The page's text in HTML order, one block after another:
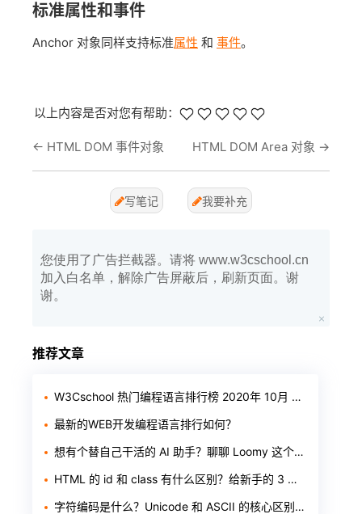
标准属性和事件
Anchor 对象同样支持标准属性 和 事件。
以上内容是否对您有帮助：
← HTML DOM 事件对象 HTML DOM Area 对象 →
写笔记 我要补充
您使用了广告拦截器。请将 www.w3cschool.cn
加入白名单，解除广告屏蔽后，刷新页面。谢
谢。
推荐文章
W3Cschool 热门编程语言排行榜 2020年 10月 TOP10
最新的WEB开发编程语言排行如何？
想有个替自己干活的 AI 助手？聊聊 Loomy 这个「AI 工作搭子」
HTML 的 id 和 class 有什么区别？给新手的 3 个判断标准
字符编码是什么？Unicode 和 ASCII 的核心区别一次讲透